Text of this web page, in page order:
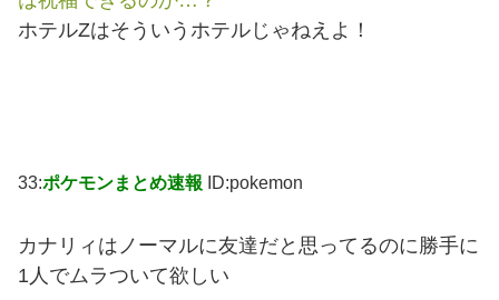
ホテルZはそういうホテルじゃねえよ！
33:ポケモンまとめ速報 ID:pokemon
カナリィはノーマルに友達だと思ってるのに勝手に
1人でムラついて欲しい